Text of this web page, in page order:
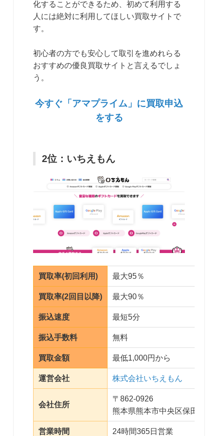
化することができるため、初めて利用する
人には絶対に利用してほしい買取サイトで
す。
初心者の方でも安心して取引を進めれらる
おすすめの優良買取サイトと言えるでしょ
う。
今すぐ「アマプライム」に買取申込
をする
2位：いちえもん
買取率(初回利用) 最大95％
買取率(2回目以降) 最大90％
振込速度 最短5分
振込手数料 無料
買取金額 最低1,000円から
運営会社 株式会社いちえもん
会社住所
〒862-0926
熊本県熊本市中央区保田窪1-
営業時間 24時間365日営業